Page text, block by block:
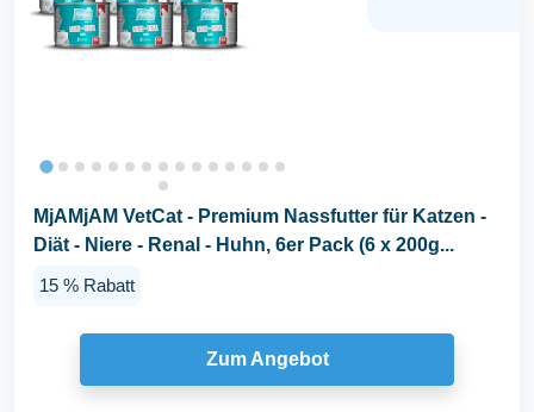
MjAMjAM VetCat - Premium Nassfutter für Katzen -
Diät - Niere - Renal - Huhn, 6er Pack (6 x 200g...
15 % Rabatt
Zum Angebot